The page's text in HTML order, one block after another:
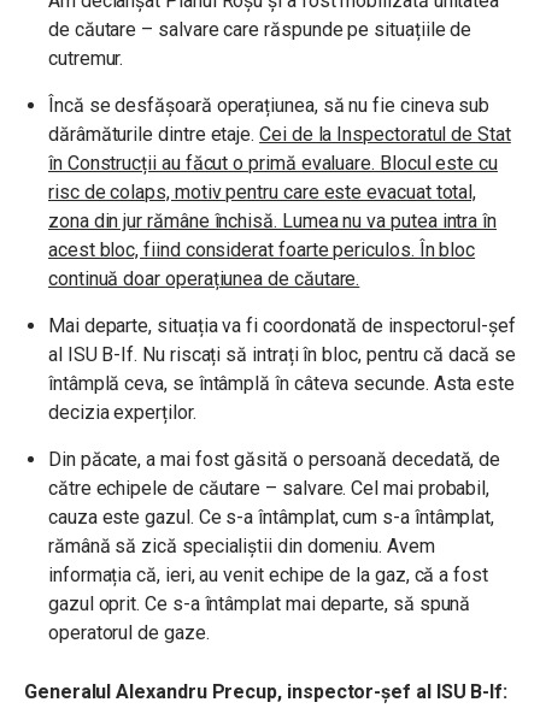
de căutare – salvare care răspunde pe situațiile de
cutremur.
Încă se desfășoară operațiunea, să nu fie cineva sub
dărâmăturile dintre etaje.Cei de la Inspectoratul de Stat
în Construcții au făcut o primă evaluare. Blocul este cu
risc de colaps, motiv pentru care este evacuat total,
zona din jur rămâne închisă. Lumea nu va putea intra în
acest bloc, fiind considerat foarte periculos. În bloc
continuă doar operațiunea de căutare.
Mai departe, situația va fi coordonată de inspectorul-șef
al ISU B-If. Nu riscați să intrați în bloc, pentru că dacă se
întâmplă ceva, se întâmplă în câteva secunde. Asta este
decizia experților.
Din păcate, a mai fost găsită o persoană decedată, de
către echipele de căutare – salvare. Cel mai probabil,
cauza este gazul. Ce s-a întâmplat, cum s-a întâmplat,
rămână să zică specialiștii din domeniu. Avem
informația că, ieri, au venit echipe de la gaz, că a fost
gazul oprit. Ce s-a întâmplat mai departe, să spună
operatorul de gaze.
Generalul Alexandru Precup, inspector-șef al ISU B-If: